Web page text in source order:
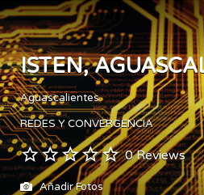
Electrónica de
ISTEN,
Aguascalientes
REDES Y CONVERGENCIA
0 Reviews
Añadir Fotos